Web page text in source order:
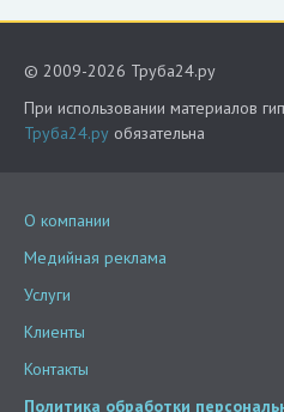
© 2009-2026 Труба24.ру
При использовании материалов
Труба24.ру обязательна
О компании
Медийная реклама
Услуги
Клиенты
Контакты
Политика обработки